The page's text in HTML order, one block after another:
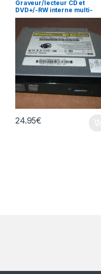
Graveur/lecteur CD et
DVD+/-RW interne multi-
recorder portable TS-L632
24.95€